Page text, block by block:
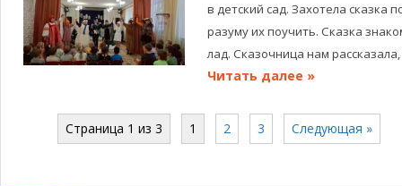
в детский сад. Захотела сказка
разуму их поучить. Сказка
лад. Сказочница нам
Читать далее »
Страница 1 из 3 1 2 3 Следующая »